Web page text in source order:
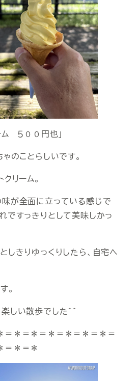
ム ５００円也」
ゃのことらしいです。
リーム。
が全面に立っている感じで
ですっきりとして美味しかっ
しきりゆっくりしたら、自宅へ
。
しい散歩でした＾＾
＝＊＝＊＝＊＝＊＝＊＝＊＝
＝＊＝＊